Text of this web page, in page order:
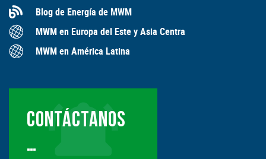
Blog de Energía de MWM
MWM en Europa del Este y Asia Centra
MWM en América Latina
CONTÁCTANOS
…